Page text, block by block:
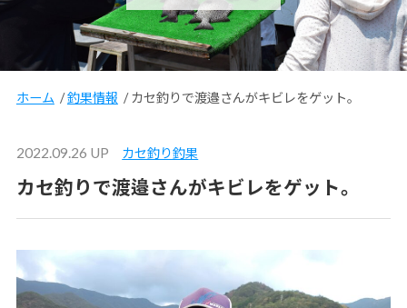
ホーム /釣果情報 /カセ釣りで渡邉さんがキビレをゲット。
2022.09.26 UP カセ釣り釣果
カセ釣りで渡邉さんがキビレをゲット。